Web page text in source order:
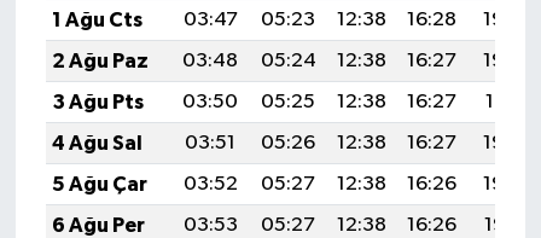
1 Ağu Cts
03:47 05:23 12:38 16:28
19:43
2 Ağu Paz
03:48 05:24 12:38 16:27
19:42
3 Ağu Pts
03:50 05:25 12:38 16:27
19:41
4 Ağu Sal
03:51 05:26 12:38 16:27
19:40
5 Ağu Çar
03:52 05:27 12:38 16:26
19:39
6 Ağu Per
03:53 05:27 12:38 16:26
19:38